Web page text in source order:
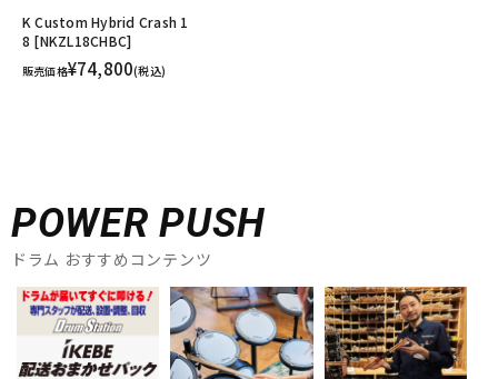
K Custom Hybrid Crash 1
8 [NKZL18CHBC]
販売価格¥74,800(税込)
POWER PUSH
ドラム おすすめコンテンツ